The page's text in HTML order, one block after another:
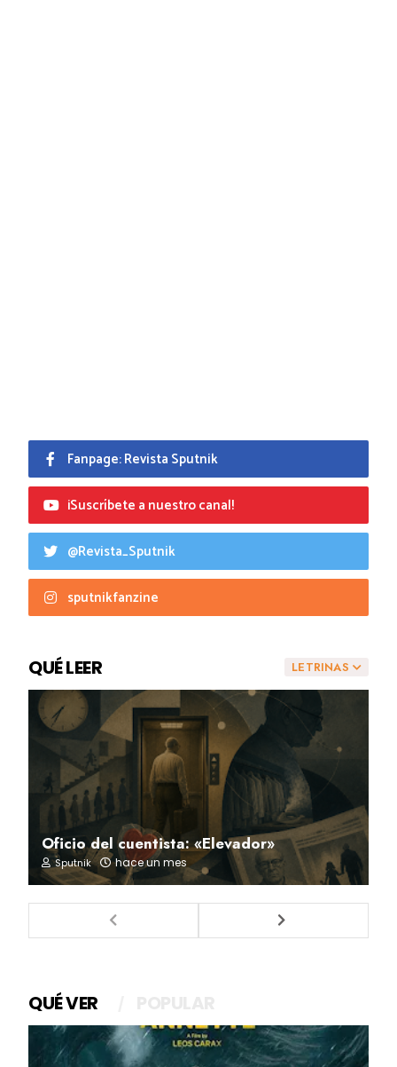
Fanpage: Revista Sputnik
¡Suscríbete a nuestro canal!
@Revista_Sputnik
sputnikfanzine
LETRINAS
QUÉ LEER
Oficio del cuentista: «Elevador»
Sputnik hace un mes
QUÉ VER